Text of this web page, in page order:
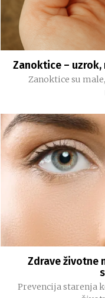
Zanoktice –
Zanoktice su
Zdrave životne
Prevencija starenja